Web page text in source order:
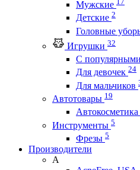
Мужские
Детские 2
Головные
Игрушки 32
С
Для девочек 24
Для мальчиков
Автотовары 19
Инструменты 5
Фрезы 5
Производители
A